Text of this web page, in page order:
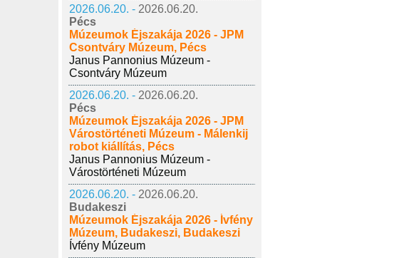
2026.06.20. - 2026.06.20.
Pécs
Múzeumok Éjszakája 2026 - JPM
Csontváry Múzeum, Pécs
Janus Pannonius Múzeum -
Csontváry Múzeum
2026.06.20. - 2026.06.20.
Pécs
Múzeumok Éjszakája 2026 - JPM
Várostörténeti Múzeum - Málenkij
robot kiállítás, Pécs
Janus Pannonius Múzeum -
Várostörténeti Múzeum
2026.06.20. - 2026.06.20.
Budakeszi
Múzeumok Éjszakája 2026 - Ívfény
Múzeum, Budakeszi, Budakeszi
Ívfény Múzeum